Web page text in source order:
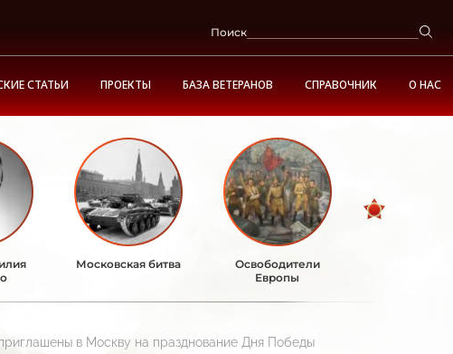
Поиск
СТАТЬИ ПРОЕКТЫ БАЗА ВЕТЕРАНОВ СПРАВОЧНИК О НАС
Московская битва
Освободители
Европы
в Москву на празднование Дня Победы